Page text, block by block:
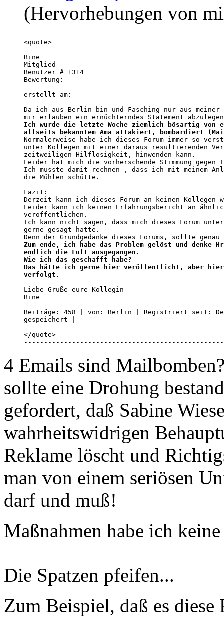
(Hervorhebungen von
<quote>
Bine
Mitglied
Benutzer # 1314
Bewertung:
erstellt am:
Da ich aus Berlin bin und Fasching nur aus
Ich wurde die letzte Woche ziemlich bösartig von
allseits bekanntem Ama attakiert, bombardiert
Normalerweise habe ich dieses Forum immer so
unter Kollegen mit einer daraus resultierenden
zeitweiligen Hilflosigkeit, hinwenden kann.
Leider hat mich die vorherschende Stimmung
Ich musste damit rechnen , dass ich mit meinem
die Mühlen schütte.
Fazit:
Derzeit kann ich dieses Forum an keinen Kollegen
Leider kann ich keinen Erfahrungsbericht an
veröffentlichen.
Ich kann nicht sagen, dass mich dieses Forum
gerne gesagt hätte.
Zum ende, ich habe das Problem gelöst und denke
endlich die Luft ausgegangen.
Wie ich das geschafft habe?
Das hätte ich gerne hier veröffentlicht, aber hier
verfolgt.
Liebe Grüße eure Kollegin
Bine
Beiträge: 458 | von: Berlin | Registriert seit:
gespeichert |
</quote>
4 Emails sind
sollte eine Drohung
gefordert, daß Sabine
wahrheitswidrigen
Reklame löscht und
man von einem seriösen
darf und muß!
Maßnahmen habe ich
Die Spatzen pfeifen...
Zum Beispiel, daß es